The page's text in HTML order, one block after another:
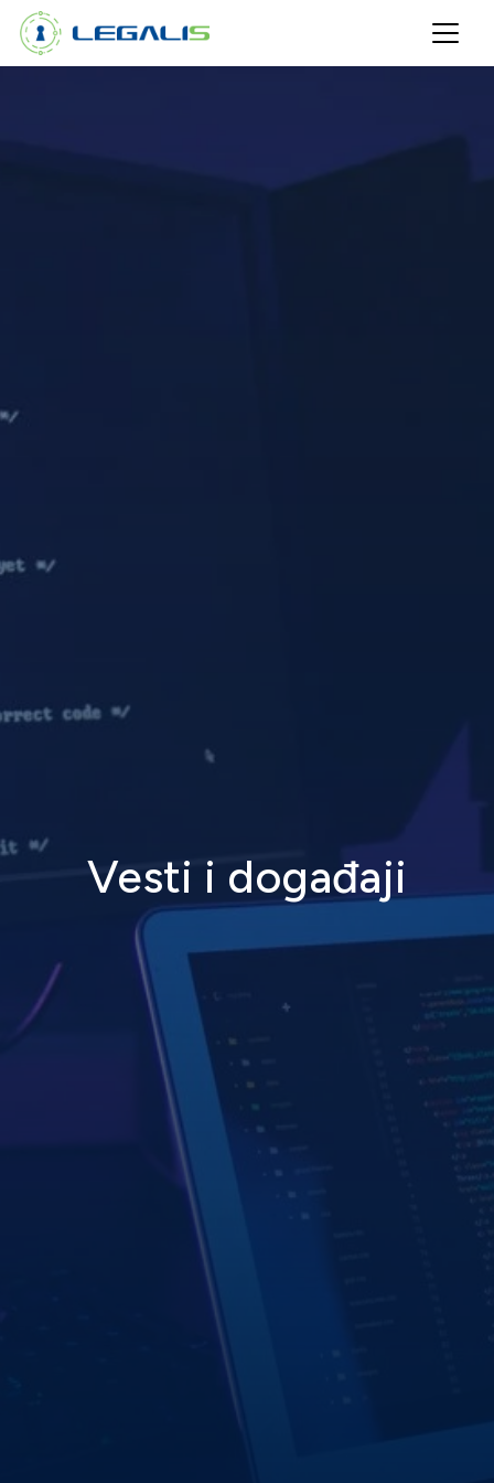
Vesti i događaji